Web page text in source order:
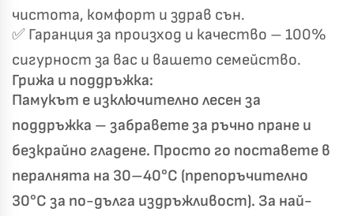
чистота, комфорт и здрав сън.
✅ Гаранция за произход и качество – 100%
сигурност за вас и вашето семейство.
Грижа и поддръжка:
Памукът е изключително лесен за
поддръжка – забравете за ръчно пране и
безкрайно гладене. Просто го поставете в
пералнята на 30–40°C (препоръчително
30°C за по-дълга издръжливост). За най-
✦
✦
Хавлиени кърпи – Комплект 2 части – 100% памук
0 €
Бяло и Небесносиньо Екрю и Бежово